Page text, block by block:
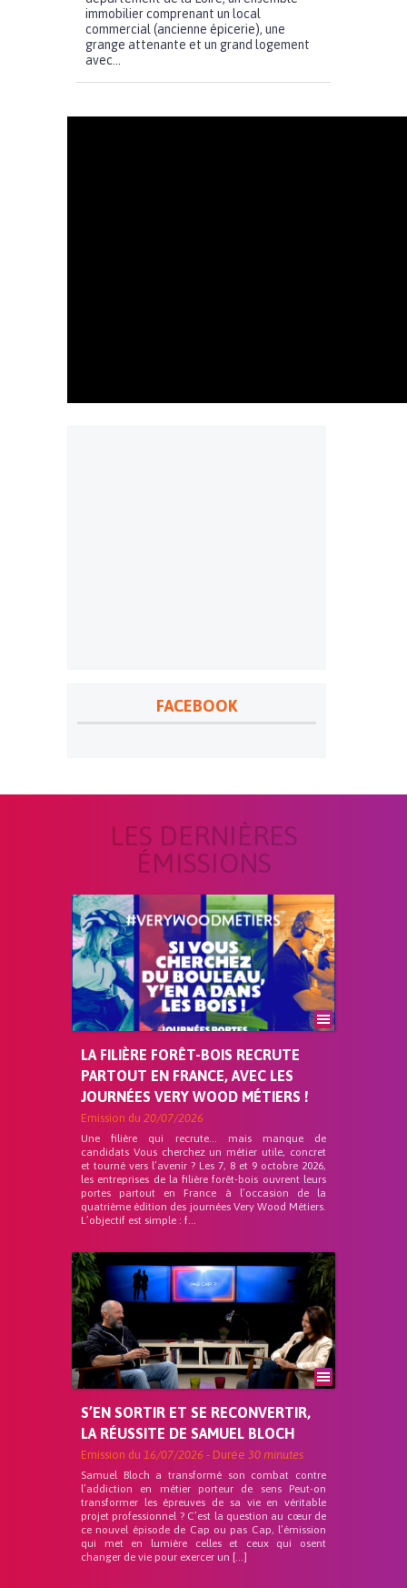
immobilier comprenant un local
commercial (ancienne épicerie), une
grange attenante et un grand logement
avec...
FACEBOOK
LES DERNIÈRES
ÉMISSIONS
LA FILIÈRE FORÊT-BOIS RECRUTE
PARTOUT EN FRANCE, AVEC LES
JOURNÉES VERY WOOD MÉTIERS !
Emission du 20/07/2026
Une filière qui recrute… mais manque de
candidats Vous cherchez un métier utile, concret
et tourné vers l’avenir ? Les 7, 8 et 9 octobre 2026,
les entreprises de la filière forêt-bois ouvrent leurs
portes partout en France à l’occasion de la
quatrième édition des journées Very Wood Métiers.
L’objectif est simple : f...
S’EN SORTIR ET SE RECONVERTIR,
LA RÉUSSITE DE SAMUEL BLOCH
Emission du 16/07/2026 - Durée 30 minutes
Samuel Bloch a transformé son combat contre
l’addiction en métier porteur de sens Peut-on
transformer les épreuves de sa vie en véritable
projet professionnel ? C’est la question au cœur de
ce nouvel épisode de Cap ou pas Cap, l’émission
qui met en lumière celles et ceux qui osent
changer de vie pour exercer un […]